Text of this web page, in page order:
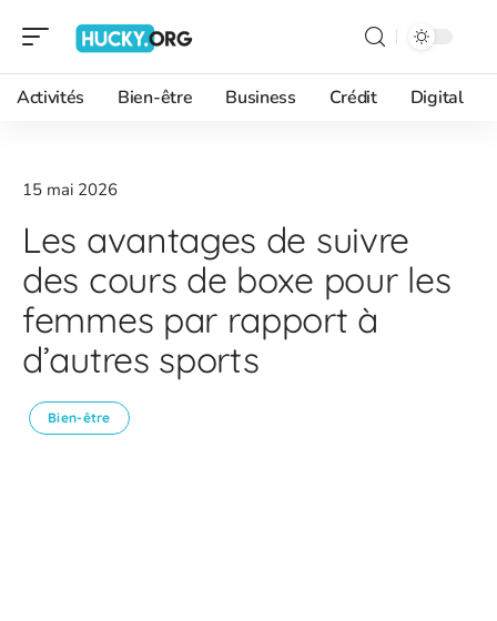
Activités Bien-être Business Crédit Digital
15 mai 2026
Les avantages de suivre
des cours de boxe pour les
femmes par rapport à
d’autres sports
Bien-être